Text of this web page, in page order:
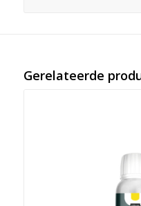
Gerelateerde